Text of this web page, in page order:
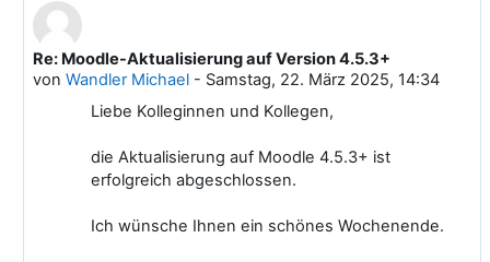
Als Antwort auf Wandler Michael
Re: Moodle-Aktualisierung auf Version 4.5.3+
von Wandler Michael- Samstag, 22. März 2025, 14:34
Liebe Kolleginnen und Kollegen,
die Aktualisierung auf Moodle 4.5.3+ ist
erfolgreich abgeschlossen.
Ich wünsche Ihnen ein schönes Wochenende.